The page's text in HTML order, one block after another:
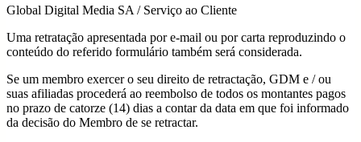
Global Digital Media SA / Serviço ao Cliente
Uma retratação apresentada por e-mail ou por carta reproduzindo o
conteúdo do referido formulário também será considerada.
Se um membro exercer o seu direito de retractação, GDM e / ou
suas afiliadas procederá ao reembolso de todos os montantes pagos
no prazo de catorze (14) dias a contar da data em que foi informado
da decisão do Membro de se retractar.